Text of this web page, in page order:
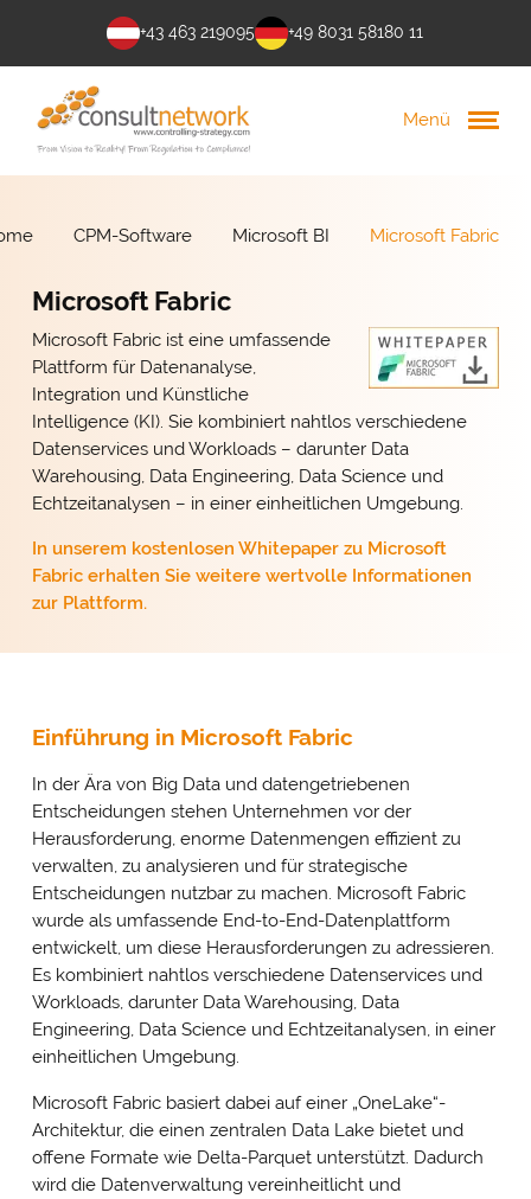
+43 463 219095 +49 8031 58180 11
Menü
CPM-Software Microsoft BI Microsoft Fabric
Microsoft Fabric
Microsoft Fabric ist eine umfassende
Plattform für Datenanalyse,
Integration und Künstliche
Intelligence (KI). Sie kombiniert nahtlos verschiedene
Datenservices und Workloads – darunter Data
Warehousing, Data Engineering, Data Science und
Echtzeitanalysen – in einer einheitlichen Umgebung.
In unserem kostenlosen Whitepaper zu Microsoft
Fabric erhalten Sie weitere wertvolle Informationen
zur Plattform.
Einführung in Microsoft Fabric
In der Ära von Big Data und datengetriebenen
Entscheidungen stehen Unternehmen vor der
Herausforderung, enorme Datenmengen effizient zu
verwalten, zu analysieren und für strategische
Entscheidungen nutzbar zu machen. Microsoft Fabric
wurde als umfassende End-to-End-Datenplattform
entwickelt, um diese Herausforderungen zu adressieren.
Es kombiniert nahtlos verschiedene Datenservices und
Workloads, darunter Data Warehousing, Data
Engineering, Data Science und Echtzeitanalysen, in einer
einheitlichen Umgebung.
Microsoft Fabric basiert dabei auf einer „OneLake“-
Architektur, die einen zentralen Data Lake bietet und
offene Formate wie Delta-Parquet unterstützt. Dadurch
wird die Datenverwaltung vereinheitlicht und